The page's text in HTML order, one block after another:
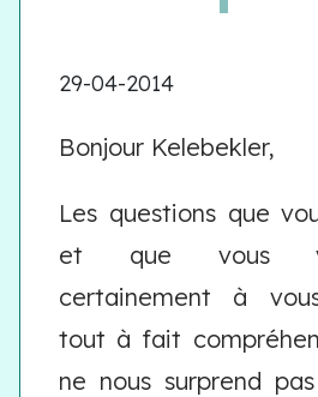
29-04-2014
Bonjour Kelebekler,
Les questions que
et que vous
certainement à
tout à fait
ne nous surprend